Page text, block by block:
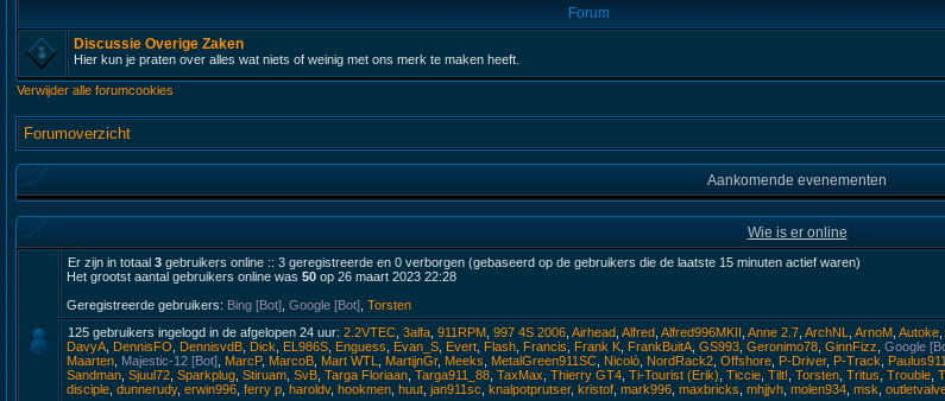
Forum
Discussie Overige Zaken
Hier kun je praten over alles wat niets of weinig met ons merk te maken heeft.
Verwijder alle forumcookies
Forumoverzicht
Aankomende evenementen
Wie is er online
Er zijn in totaal 3 gebruikers online :: 3 geregistreerde en 0 verborgen (gebaseerd op de gebruikers die de laatste 15 minuten actief waren)
Het grootst aantal gebruikers online was 50 op 26 maart 2023 22:28
Geregistreerde gebruikers: Bing [Bot] Google [Bot] Torsten
125 gebruikers ingelogd in de afgelopen 24 uur: 2.2VTEC 3alfa 911RPM 997 4S 2006 Airhead Alfred Alfred996MKII Anne 2.7 ArchNL ArnoM Autoke
DavyA DennisFO DennisvdB Dick EL986S Enguess Evan_S Evert Flash Francis Frank K FrankBuitA GS993 Geronimo78 GinnFizz Google
Maarten Majestic-12 [Bot] MarcP, MarcoB Mart WTL MartijnGr, Meeks MetalGreen911SC Nicolò NordRack2 Offshore P-Driver, P-Track Paulus911
Sandman Sjuul72 Sparkplug Stiruam SvB Targa Floriaan Targa911_88 TaxMax Thierry GT4 Ti-Tourist (Erik) Ticcie Tilt! Torsten Tritus Trouble
disciple dunnerudy, erwin996 ferry p haroldv, hookmen huut jan911sc knalpotprutser, kristof mark996 maxbricks mhjjvh molen934 msk